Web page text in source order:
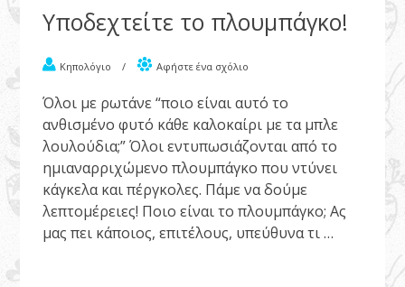
Υποδεχτείτε το πλουμπάγκο!
Κηπολόγιο / Αφήστε ένα σχόλιο
Όλοι με ρωτάνε “ποιο είναι αυτό το
ανθισμένο φυτό κάθε καλοκαίρι με τα μπλε
λουλούδια;” Όλοι εντυπωσιάζονται από το
ημιαναρριχώμενο πλουμπάγκο που ντύνει
κάγκελα και πέργκολες. Πάμε να δούμε
λεπτομέρειες! Ποιο είναι το πλουμπάγκο; Ας
μας πει κάποιος, επιτέλους, υπεύθυνα τι …